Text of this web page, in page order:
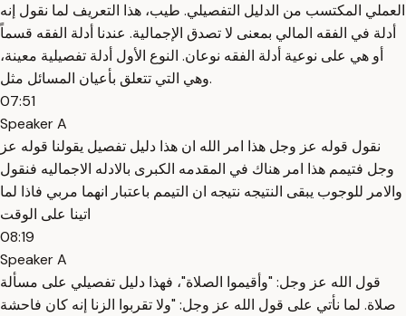
العملي المكتسب من الدليل التفصيلي. طيب، هذا التعريف لما نقول إنه
أدلة في الفقه المالي بمعنى لا تصدق الإجمالية. عندنا أدلة الفقه قسماً
أو هي على نوعية أدلة الفقه نوعان. النوع الأول أدلة تفصيلية معينة،
وهي التي تتعلق بأعيان المسائل مثل.
07:51
Speaker A
نقول قوله عز وجل هذا امر الله ان هذا دليل تفصيل يقولنا قوله عز
وجل فتيمم هذا امر هناك في المقدمه الكبرى بالادله الاجماليه فنقول
والامر للوجوب يبقى النتيجه نتيجه ان التيمم باعتبار انهما مربي فاذا لما
اتينا على الوقت
08:19
Speaker A
قول الله عز وجل: "وأقيموا الصلاة"، فهذا دليل تفصيلي على مسألة
صلاة. لما نأتي على قول الله عز وجل: "ولا تقربوا الزنا إنه كان فاحشة